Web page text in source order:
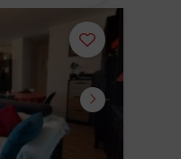
Ajouter
ou